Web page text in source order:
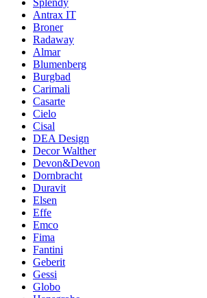
Splendy
Antrax IT
Broner
Radaway
Almar
Blumenberg
Burgbad
Carimali
Casarte
Cielo
Cisal
DEA Design
Decor Walther
Devon&Devon
Dornbracht
Duravit
Elsen
Effe
Emco
Fima
Fantini
Geberit
Gessi
Globo